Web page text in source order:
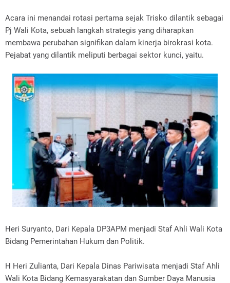
Acara ini menandai rotasi pertama sejak Trisko dilantik sebagai
Pj Wali Kota, sebuah langkah strategis yang diharapkan
membawa perubahan signifikan dalam kinerja birokrasi kota.
Pejabat yang dilantik meliputi berbagai sektor kunci, yaitu.
Heri Suryanto, Dari Kepala DP3APM menjadi Staf Ahli Wali Kota
Bidang Pemerintahan Hukum dan Politik.
H Heri Zulianta, Dari Kepala Dinas Pariwisata menjadi Staf Ahli
Wali Kota Bidang Kemasyarakatan dan Sumber Daya Manusia